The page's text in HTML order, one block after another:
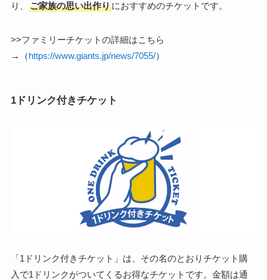
り、
ご家族の思い出作りにおすすめのチケットです。
>>ファミリーチケットの詳細はこちら
→（https://www.giants.jp/news/7055/）
1ドリンク付きチケット
「1ドリンク付きチケット」は、その名のとおりチケット購
入で1ドリンクがついてくるお得なチケットです。金額は通